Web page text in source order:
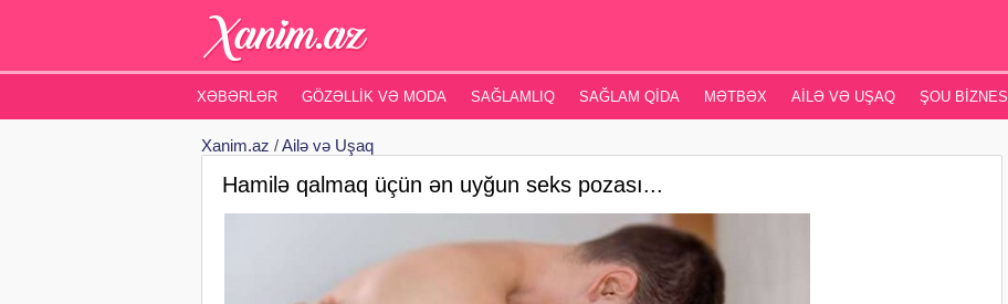
XƏBƏRLƏR GÖZƏLLIK VƏ MODA SAĞLAMLIQ SAĞLAM QIDA MƏTBƏX AILƏ VƏ UŞAQ ŞOU BIZNES
Xanim.az /Ailə və Uşaq
Hamilə qalmaq üçün ən uyğun seks pozası...